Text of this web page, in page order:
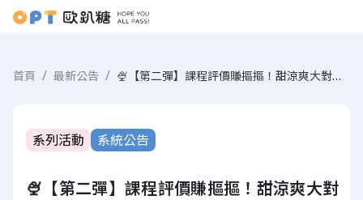
首頁 最新公告 🍨【第二彈】課程評價賺摳摳！甜涼爽大對決 天天抽$1000 得獎公告【已截止領獎】
系列活動 系統公告
🍨【第二彈】課程評價賺摳摳！甜涼爽大對